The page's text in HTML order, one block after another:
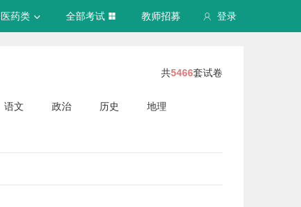
登录
医药类 全部考试 教师招募
共5466套试卷
语文 政治 历史 地理